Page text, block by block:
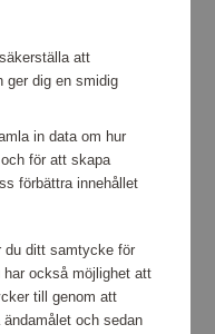
att
ger dig en smidig
in data om hur
för att skapa
förbättra innehållet
du ditt samtycke för
också möjlighet att
till genom att
och sedan